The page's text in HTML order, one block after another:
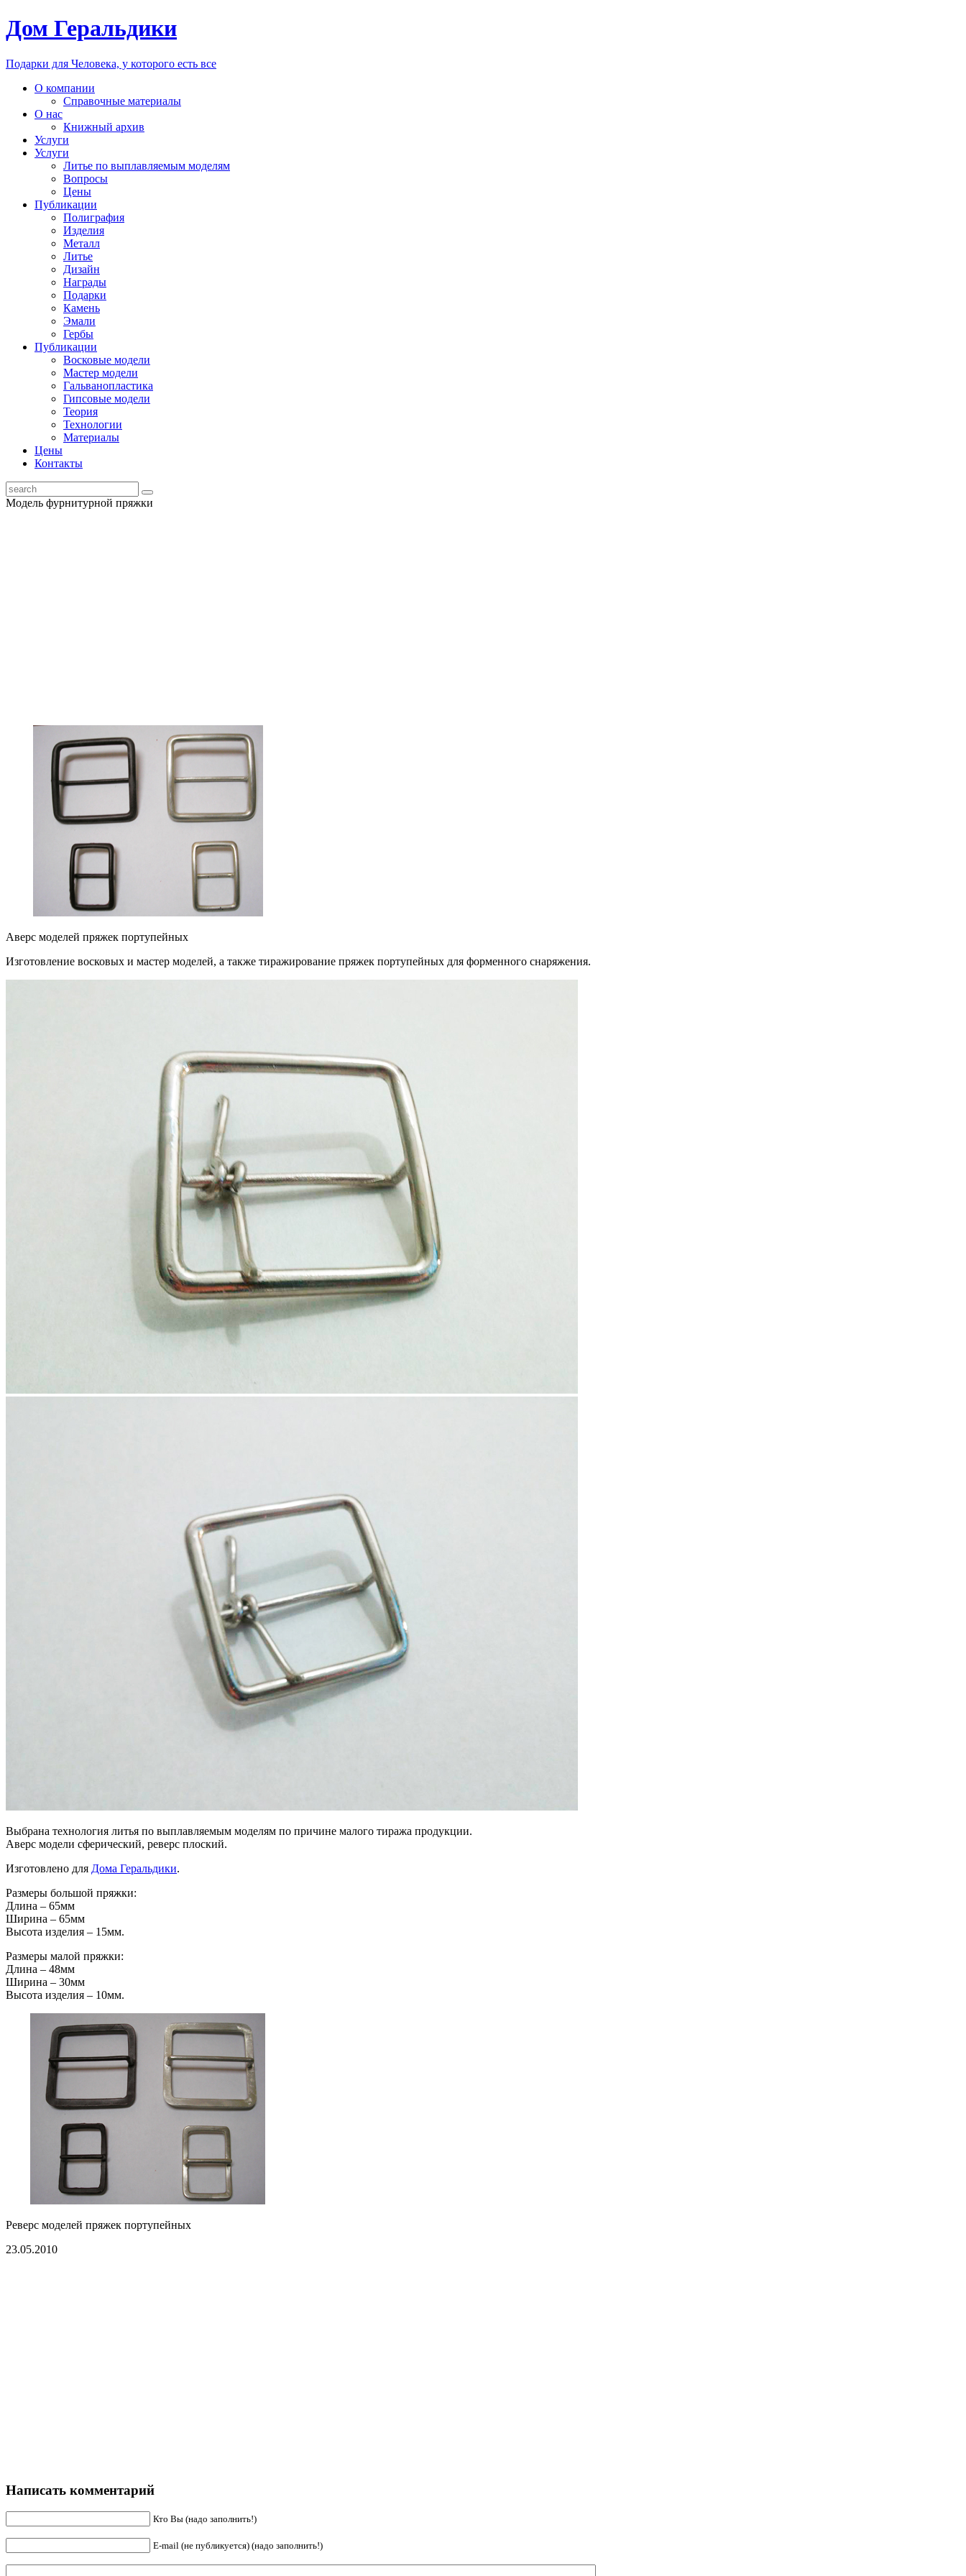
Дом Геральдики
Подарки для Человека, у которого есть все
О компании
Справочные материалы
О нас
Книжный архив
Услуги
Услуги
Литье по выплавляемым моделям
Вопросы
Цены
Публикации
Полиграфия
Изделия
Металл
Литье
Дизайн
Награды
Подарки
Камень
Эмали
Гербы
Публикации
Восковые модели
Мастер модели
Гальванопластика
Гипсовые модели
Теория
Технологии
Материалы
Цены
Контакты
Модель фурнитурной пряжки
Аверс моделей пряжек портупейных
Изготовление восковых и мастер моделей, а также тиражирование пряжек портупейных для форменного снаряжения.
Выбрана технология литья по выплавляемым моделям по причине малого тиража продукции.
Аверс модели сферический, реверс плоский.
Изготовлено для Дома Геральдики.
Размеры большой пряжки:
Длина – 65мм
Ширина – 65мм
Высота изделия – 15мм.
Размеры малой пряжки:
Длина – 48мм
Ширина – 30мм
Высота изделия – 10мм.
Реверс моделей пряжек портупейных
23.05.2010
Написать комментарий
Кто Вы (надо заполнить!)
E-mail (не публикуется) (надо заполнить!)